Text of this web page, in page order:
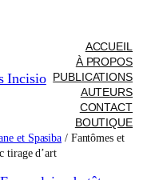
ACCUEIL
À PROPOS
PUBLICATIONS
AUTEURS
CONTACT
BOUTIQUE
et Spasiba / Fantômes et
tirage d’art